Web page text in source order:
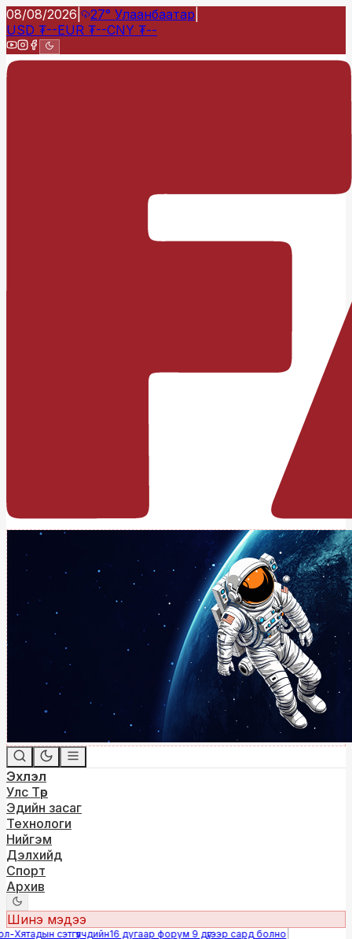
08/08/2026 27° Улаанбаатар
USD ₮--EUR ₮--CNY ₮--
Эхлэл
Улс Төр
Эдийн засаг
Технологи
Нийгэм
Дэлхийд
Спорт
Архив
Шинэ мэдээ
сэтгүүлчдийн16 дугаар форум 9 дүгээр сард болно|